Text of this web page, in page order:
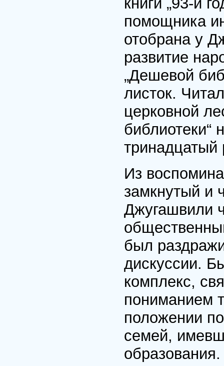
помощника
отобрана у
развитие
„Дешевой
листок.
церковной
библиотеки“
тринадцатый
Из
замкнутый и
Джугашвили
был
дискуссии.
комплекс,
пониманием
положении
семей,